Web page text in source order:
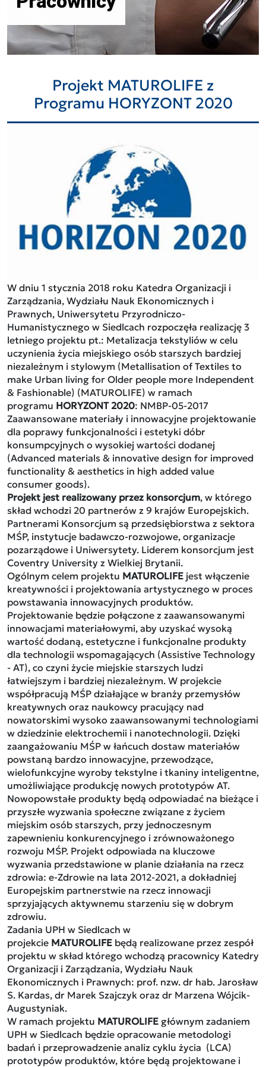
Projekt MATUROLIFE z
Programu HORYZONT 2020
W dniu 1 stycznia 2018 roku Katedra Organizacji i
Zarządzania, Wydziału Nauk Ekonomicznych i
Prawnych, Uniwersytetu Przyrodniczo-
Humanistycznego w Siedlcach rozpoczęła realizację 3
letniego projektu pt.: Metalizacja tekstyliów w celu
uczynienia życia miejskiego osób starszych bardziej
niezależnym i stylowym (Metallisation of Textiles to
make Urban living for Older people more Independent
& Fashionable) (MATUROLIFE) w ramach
programu HORYZONT 2020: NMBP-05-2017
Zaawansowane materiały i innowacyjne projektowanie
dla poprawy funkcjonalności i estetyki dóbr
konsumpcyjnych o wysokiej wartości dodanej
(Advanced materials & innovative design for improved
functionality & aesthetics in high added value
consumer goods).
Projekt jest realizowany przez konsorcjum, w którego
skład wchodzi 20 partnerów z 9 krajów Europejskich.
Partnerami Konsorcjum są przedsiębiorstwa z sektora
MŚP, instytucje badawczo-rozwojowe, organizacje
pozarządowe i Uniwersytety. Liderem konsorcjum jest
Coventry University z Wielkiej Brytanii.
Ogólnym celem projektu MATUROLIFE jest włączenie
kreatywności i projektowania artystycznego w proces
powstawania innowacyjnych produktów.
Projektowanie będzie połączone z zaawansowanymi
innowacjami materiałowymi, aby uzyskać wysoką
wartość dodaną, estetyczne i funkcjonalne produkty
dla technologii wspomagających (Assistive Technology
- AT), co czyni życie miejskie starszych ludzi
łatwiejszym i bardziej niezależnym. W projekcie
współpracują MŚP działające w branży przemysłów
kreatywnych oraz naukowcy pracujący nad
nowatorskimi wysoko zaawansowanymi technologiami
w dziedzinie elektrochemii i nanotechnologii. Dzięki
zaangażowaniu MŚP w łańcuch dostaw materiałów
powstaną bardzo innowacyjne, przewodzące,
wielofunkcyjne wyroby tekstylne i tkaniny inteligentne,
umożliwiające produkcję nowych prototypów AT.
Nowopowstałe produkty będą odpowiadać na bieżące i
przyszłe wyzwania społeczne związane z życiem
miejskim osób starszych, przy jednoczesnym
zapewnieniu konkurencyjnego i zrównoważonego
rozwoju MŚP. Projekt odpowiada na kluczowe
wyzwania przedstawione w planie działania na rzecz
zdrowia: e-Zdrowie na lata 2012-2021, a dokładniej
Europejskim partnerstwie na rzecz innowacji
sprzyjających aktywnemu starzeniu się w dobrym
zdrowiu.
Zadania UPH w Siedlcach w
projekcie MATUROLIFE będą realizowane przez zespół
projektu w skład którego wchodzą pracownicy Katedry
Organizacji i Zarządzania, Wydziału Nauk
Ekonomicznych i Prawnych: prof. nzw. dr hab. Jarosław
S. Kardas, dr Marek Szajczyk oraz dr Marzena Wójcik-
Augustyniak.
W ramach projektu MATUROLIFE głównym zadaniem
UPH w Siedlcach będzie opracowanie metodologi
badań i przeprowadzenie analiz cyklu życia (LCA)
prototypów produktów, które będą projektowane i